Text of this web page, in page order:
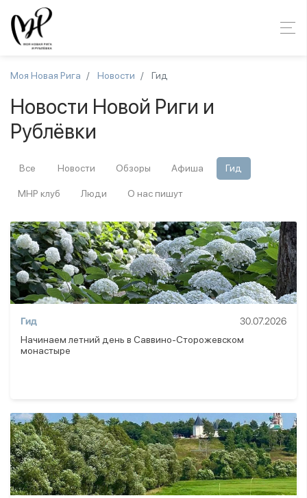
Моя Новая Рига Новости Гид
Новости Новой Риги и
Рублёвки
Все Новости Обзоры Афиша Гид
МНР клуб Люди О нас пишут
Гид
30.07.2026
Начинаем летний день в Саввино-Сторожевском
монастыре